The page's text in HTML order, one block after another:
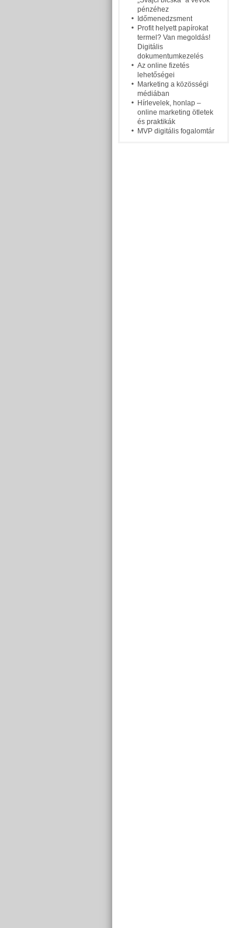
pénzéhez
Időmenedzsment
Profit helyett papírokat
termel? Van megoldás!
Digitális
dokumentumkezelés
Az online fizetés
lehetőségei
Marketing a közösségi
médiában
Hírlevelek, honlap –
online marketing ötletek
és praktikák
MVP digitális fogalomtár